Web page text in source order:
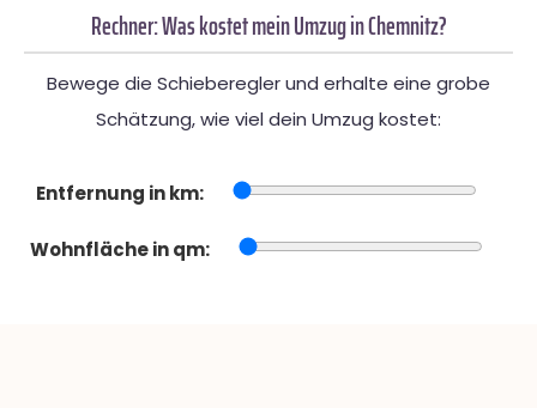
Rechner: Was kostet mein Umzug in Chemnitz?
Bewege die Schieberegler und erhalte eine grobe
Schätzung, wie viel dein Umzug kostet:
Entfernung in km:
Wohnfläche in qm: